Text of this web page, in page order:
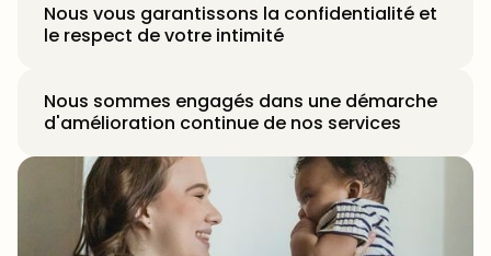
Nous vous garantissons la confidentialité et
le respect de votre intimité
Nous sommes engagés dans une démarche
d'amélioration continue de nos services